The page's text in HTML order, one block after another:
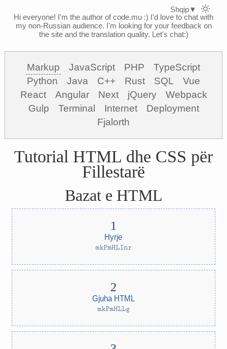
Hi everyone! I'm the author of code.mu :) I'd love to chat with
my non-Russian audience. I'm looking for your feedback on
the site and the translation quality. Let's chat:)
Markup JavaScript PHP
TypeScript
Python
Java C++ Rust SQL
Vue
React
Angular Next jQuery
Webpack
Gulp
Terminal Internet
Deployment
Fjalorth
Tutorial HTML dhe CSS për
Fillestarë
Bazat e HTML
Hyrje
mkPmHLInr
Gjuha HTML
mkPmHLLg
Shqip▼